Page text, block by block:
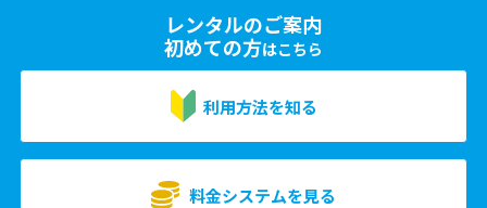
レンタルのご案内
初めての方はこちら
利用方法を知る
料金システムを見る